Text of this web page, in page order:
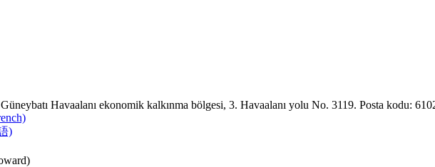
Havaalanı ekonomik kalkınma bölgesi, 3. Havaalanı yolu No. 3119. Posta kodu:
)